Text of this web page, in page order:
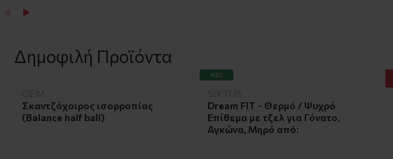
Δημοφιλή Προϊόντα
Σκαντζόχοιρος ισορροπίας
(Balance half ball)
Dream FIT - Θερμό / Ψυχρό
Επίθεμα με τζελ για Γόνατο,
Αγκώνα, Μηρό από:
ΝΈΟ